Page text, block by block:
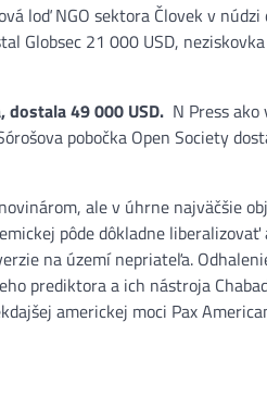
loď NGO sektora Človek v
Globsec 21 000 USD,
dostala 49 000 USD. N Press
pobočka Open Society
ale v úhrne najväčšie
pôde dôkladne
na území nepriateľa.
prediktora a ich nástroja
americkej moci Pax